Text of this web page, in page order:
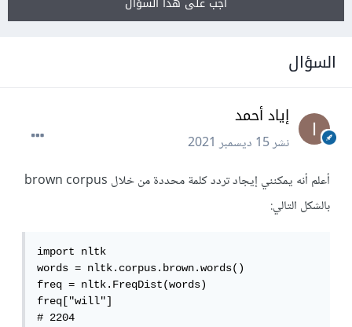
السؤال
إياد أحمد
نشر15 ديسمبر 2021
أعلم أنه يمكنني إيجاد تردد كلمة محددة من خلال brown corpus
بالشكل التالي:
import nltk
words = nltk.corpus.brown.words()
freq = nltk.FreqDist(words)
freq["will"]
# 2204